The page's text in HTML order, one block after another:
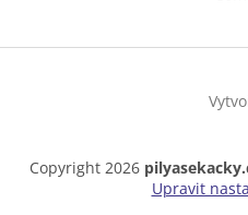
Copyright 2026
Upravit